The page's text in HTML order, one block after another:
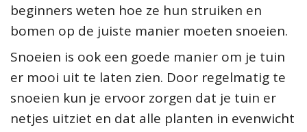
beginners weten hoe ze hun struiken en
bomen op de juiste manier moeten snoeien.
Snoeien is ook een goede manier om je tuin
er mooi uit te laten zien. Door regelmatig te
snoeien kun je ervoor zorgen dat je tuin er
netjes uitziet en dat alle planten in evenwicht